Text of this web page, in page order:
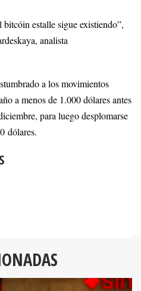
estalle sigue existiendo”,
analista
a los movimientos
a menos de 1.000 dólares antes
para luego desplomarse
dólares.